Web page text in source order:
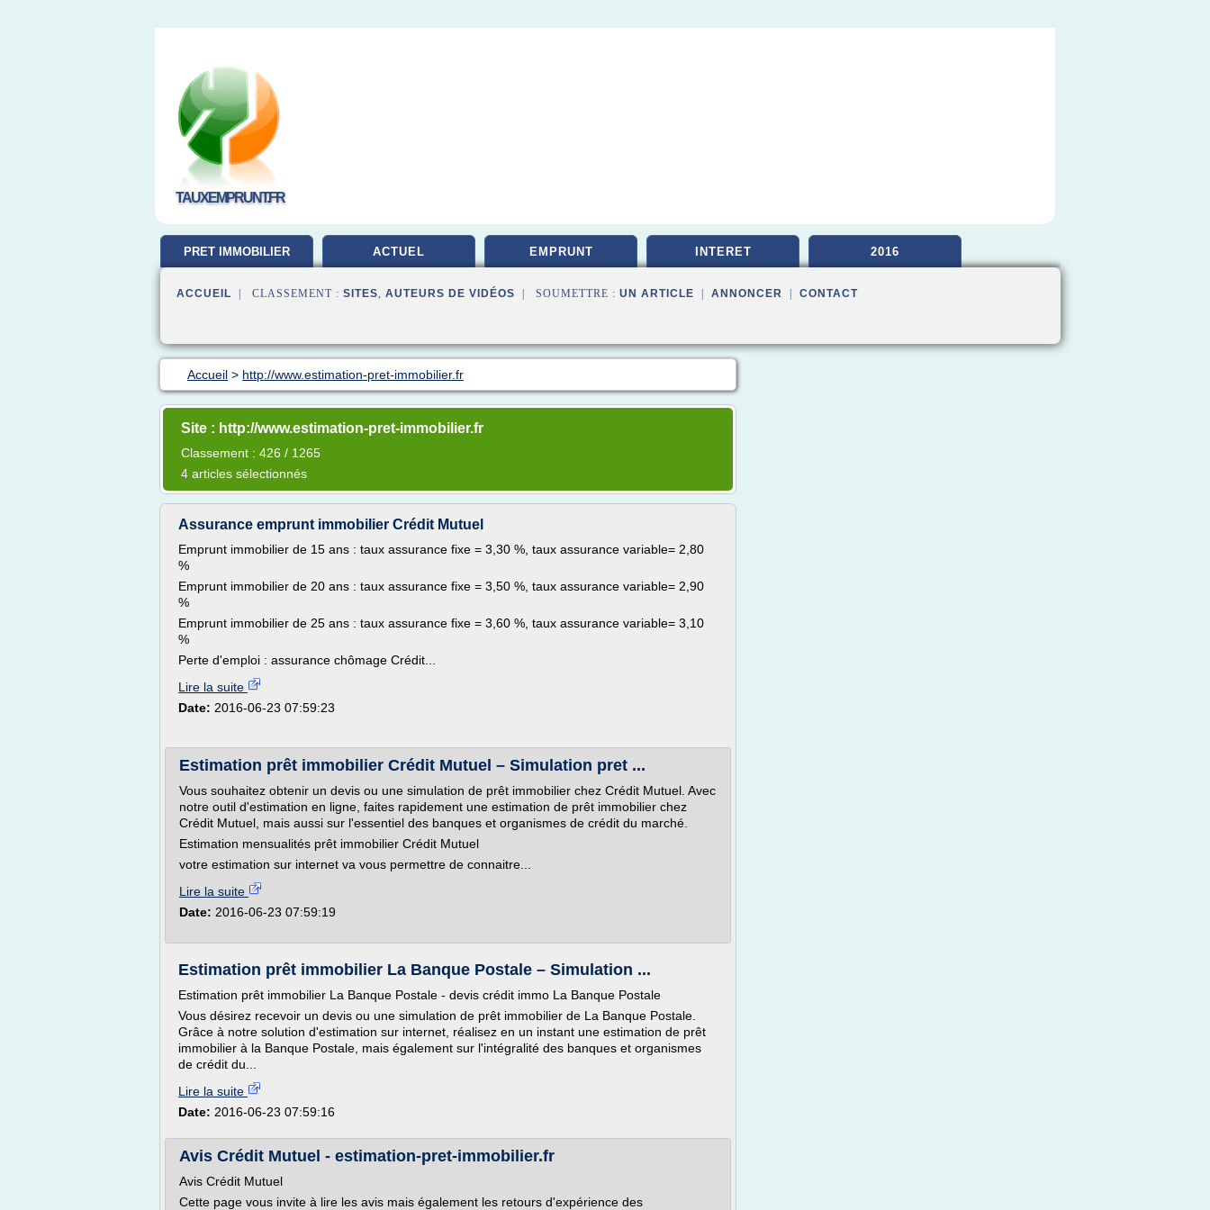
TAUXEMPRUNT.FR
PRET IMMOBILIER ACTUEL EMPRUNT INTERET 2016
ACCUEIL | CLASSEMENT : SITES, AUTEURS DE VIDÉOS | SOUMETTRE : UN ARTICLE ANNONCER CONTACT
Accueil > http://www.estimation-pret-immobilier.fr
Site : http://www.estimation-pret-immobilier.fr
Classement : 426 / 1265
4 articles sélectionnés
Assurance emprunt immobilier Crédit Mutuel
Emprunt immobilier de 15 ans : taux assurance fixe = 3,30 %, taux assurance variable= 2,80
%
Emprunt immobilier de 20 ans : taux assurance fixe = 3,50 %, taux assurance variable= 2,90
%
Emprunt immobilier de 25 ans : taux assurance fixe = 3,60 %, taux assurance variable= 3,10
%
Perte d'emploi : assurance chômage Crédit...
Lire la suite
Date: 2016-06-23 07:59:23
Estimation prêt immobilier Crédit Mutuel – Simulation pret ...
Vous souhaitez obtenir un devis ou une simulation de prêt immobilier chez Crédit Mutuel. Avec
notre outil d'estimation en ligne, faites rapidement une estimation de prêt immobilier chez
Crédit Mutuel, mais aussi sur l'essentiel des banques et organismes de crédit du marché.
Estimation mensualités prêt immobilier Crédit Mutuel
votre estimation sur internet va vous permettre de connaitre...
Lire la suite
Date: 2016-06-23 07:59:19
Estimation prêt immobilier La Banque Postale – Simulation ...
Estimation prêt immobilier La Banque Postale - devis crédit immo La Banque Postale
Vous désirez recevoir un devis ou une simulation de prêt immobilier de La Banque Postale.
Grâce à notre solution d'estimation sur internet, réalisez en un instant une estimation de prêt
immobilier à la Banque Postale, mais également sur l'intégralité des banques et organismes
de crédit du...
Lire la suite
Date: 2016-06-23 07:59:16
Avis Crédit Mutuel - estimation-pret-immobilier.fr
Avis Crédit Mutuel
Cette page vous invite à lire les avis mais également les retours d'expérience des